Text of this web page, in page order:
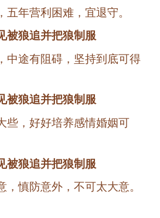
五年营利困难，宜退守。
被狼追并把狼制服
中途有阻碍，坚持到底可得
被狼追并把狼制服
些，好好培养感情婚姻可
被狼追并把狼制服
，慎防意外，不可太大意。